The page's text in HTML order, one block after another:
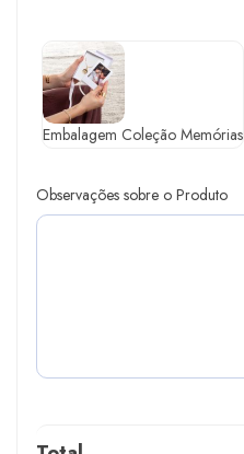
Embalagem Coleção Memórias
Observações sobre o Produto